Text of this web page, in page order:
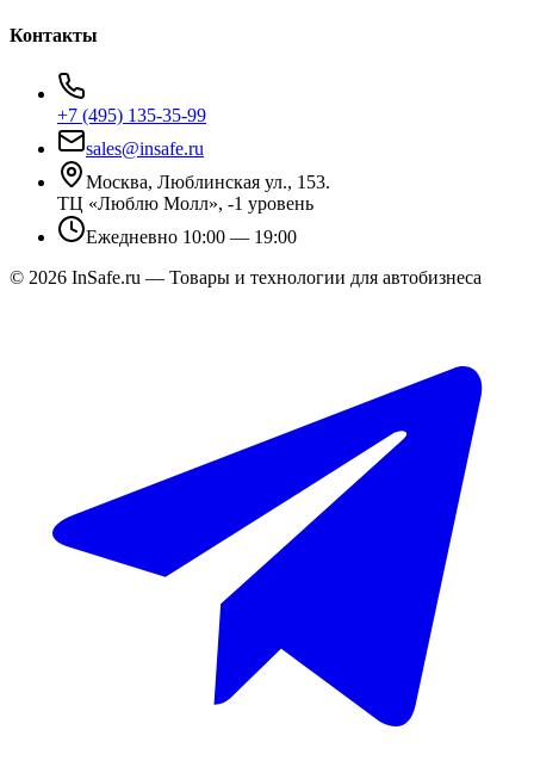
Контакты
+7 (495) 135-35-99
sales@insafe.ru
Москва, Люблинская ул., 153.
ТЦ «Люблю Молл», -1 уровень
Ежедневно 10:00 — 19:00
© 2026 InSafe.ru — Товары и технологии для автобизнеса